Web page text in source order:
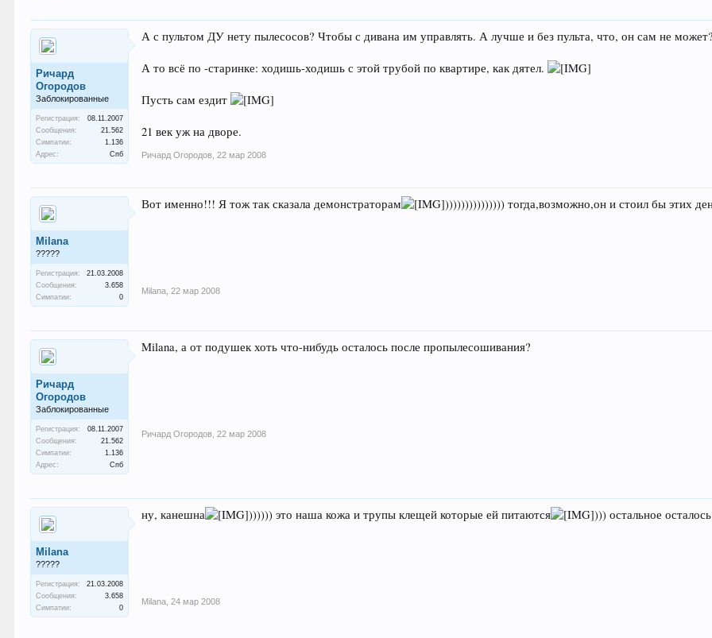
Ричард
Огородов
Заблокированные
Регистрация:
08.11.2007
Сообщения:
21.562
Симпатии:
1.136
Адрес:
Спб
А с пультом ДУ нету пылесосов? Чтобы с дивана им управлять. А лучше и без пульта, что, он сам не может?
А то всё по -старинке: ходишь-ходишь с этой трубой по квартире, как дятел.
Пусть сам ездит
21 век уж на дворе.
Ричард Огородов 22 мар 2008
Milana
?????
Регистрация:
21.03.2008
Сообщения:
3.658
Симпатии:
0
Вот именно!!! Я тож так сказала демонстраторам ))))))))))))))) тогда,возможно,он и стоил бы этих
Milana 22 мар 2008
Ричард
Огородов
Заблокированные
Регистрация:
08.11.2007
Сообщения:
21.562
Симпатии:
1.136
Адрес:
Спб
Milana, а от подушек хоть что-нибудь осталось после пропылесошивания?
Ричард Огородов 22 мар 2008
Milana
?????
Регистрация:
21.03.2008
Сообщения:
3.658
Симпатии:
0
ну, канешна )))))) это наша кожа и трупы клещей которые ей питаются ))) остальное
Milana 24 мар 2008